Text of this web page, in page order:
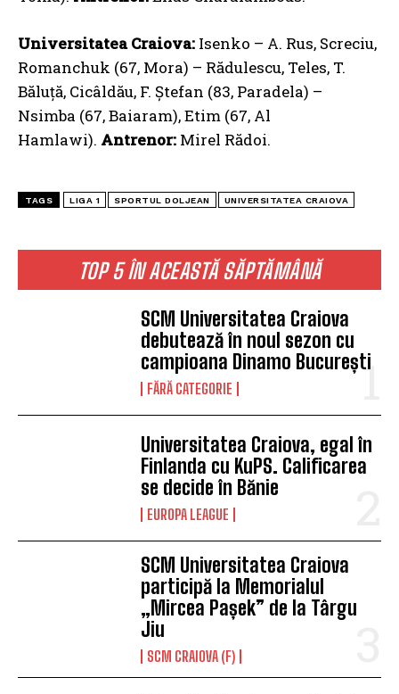
TOP 5 ÎN ACEASTĂ SĂPTĂMÂNĂ
SCM Universitatea Craiova
debutează în noul sezon cu
campioana Dinamo București
FĂRĂ CATEGORIE
Universitatea Craiova, egal în
Finlanda cu KuPS. Calificarea
se decide în Bănie
EUROPA LEAGUE
SCM Universitatea Craiova
participă la Memorialul
„Mircea Pașek” de la Târgu
Jiu
SCM CRAIOVA (F)
Universitatea Craiova: Isenko – A. Rus, Screciu,
Romanchuk (67, Mora) – Rădulescu, Teles, T.
Băluță, Cicâldău, F. Ștefan (83, Paradela) –
Nsimba (67, Baiaram), Etim (67, Al
Hamlawi). Antrenor: Mirel Rădoi.
TAGS LIGA 1 SPORTUL DOLJEAN UNIVERSITATEA CRAIOVA